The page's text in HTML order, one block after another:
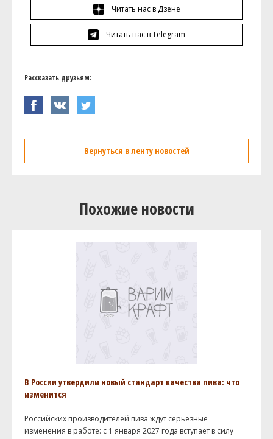
Читать нас в Дзене
Читать нас в Telegram
Рассказать друзьям:
Вернуться в ленту новостей
Похожие новости
В России утвердили новый стандарт качества пива: что
изменится
Российских производителей пива ждут серьезные
изменения в работе: с 1 января 2027 года вступает в силу